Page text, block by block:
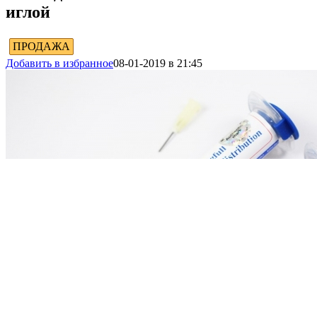
иглой
ПРОДАЖА
Добавить в избранное08-01-2019 в 21:45